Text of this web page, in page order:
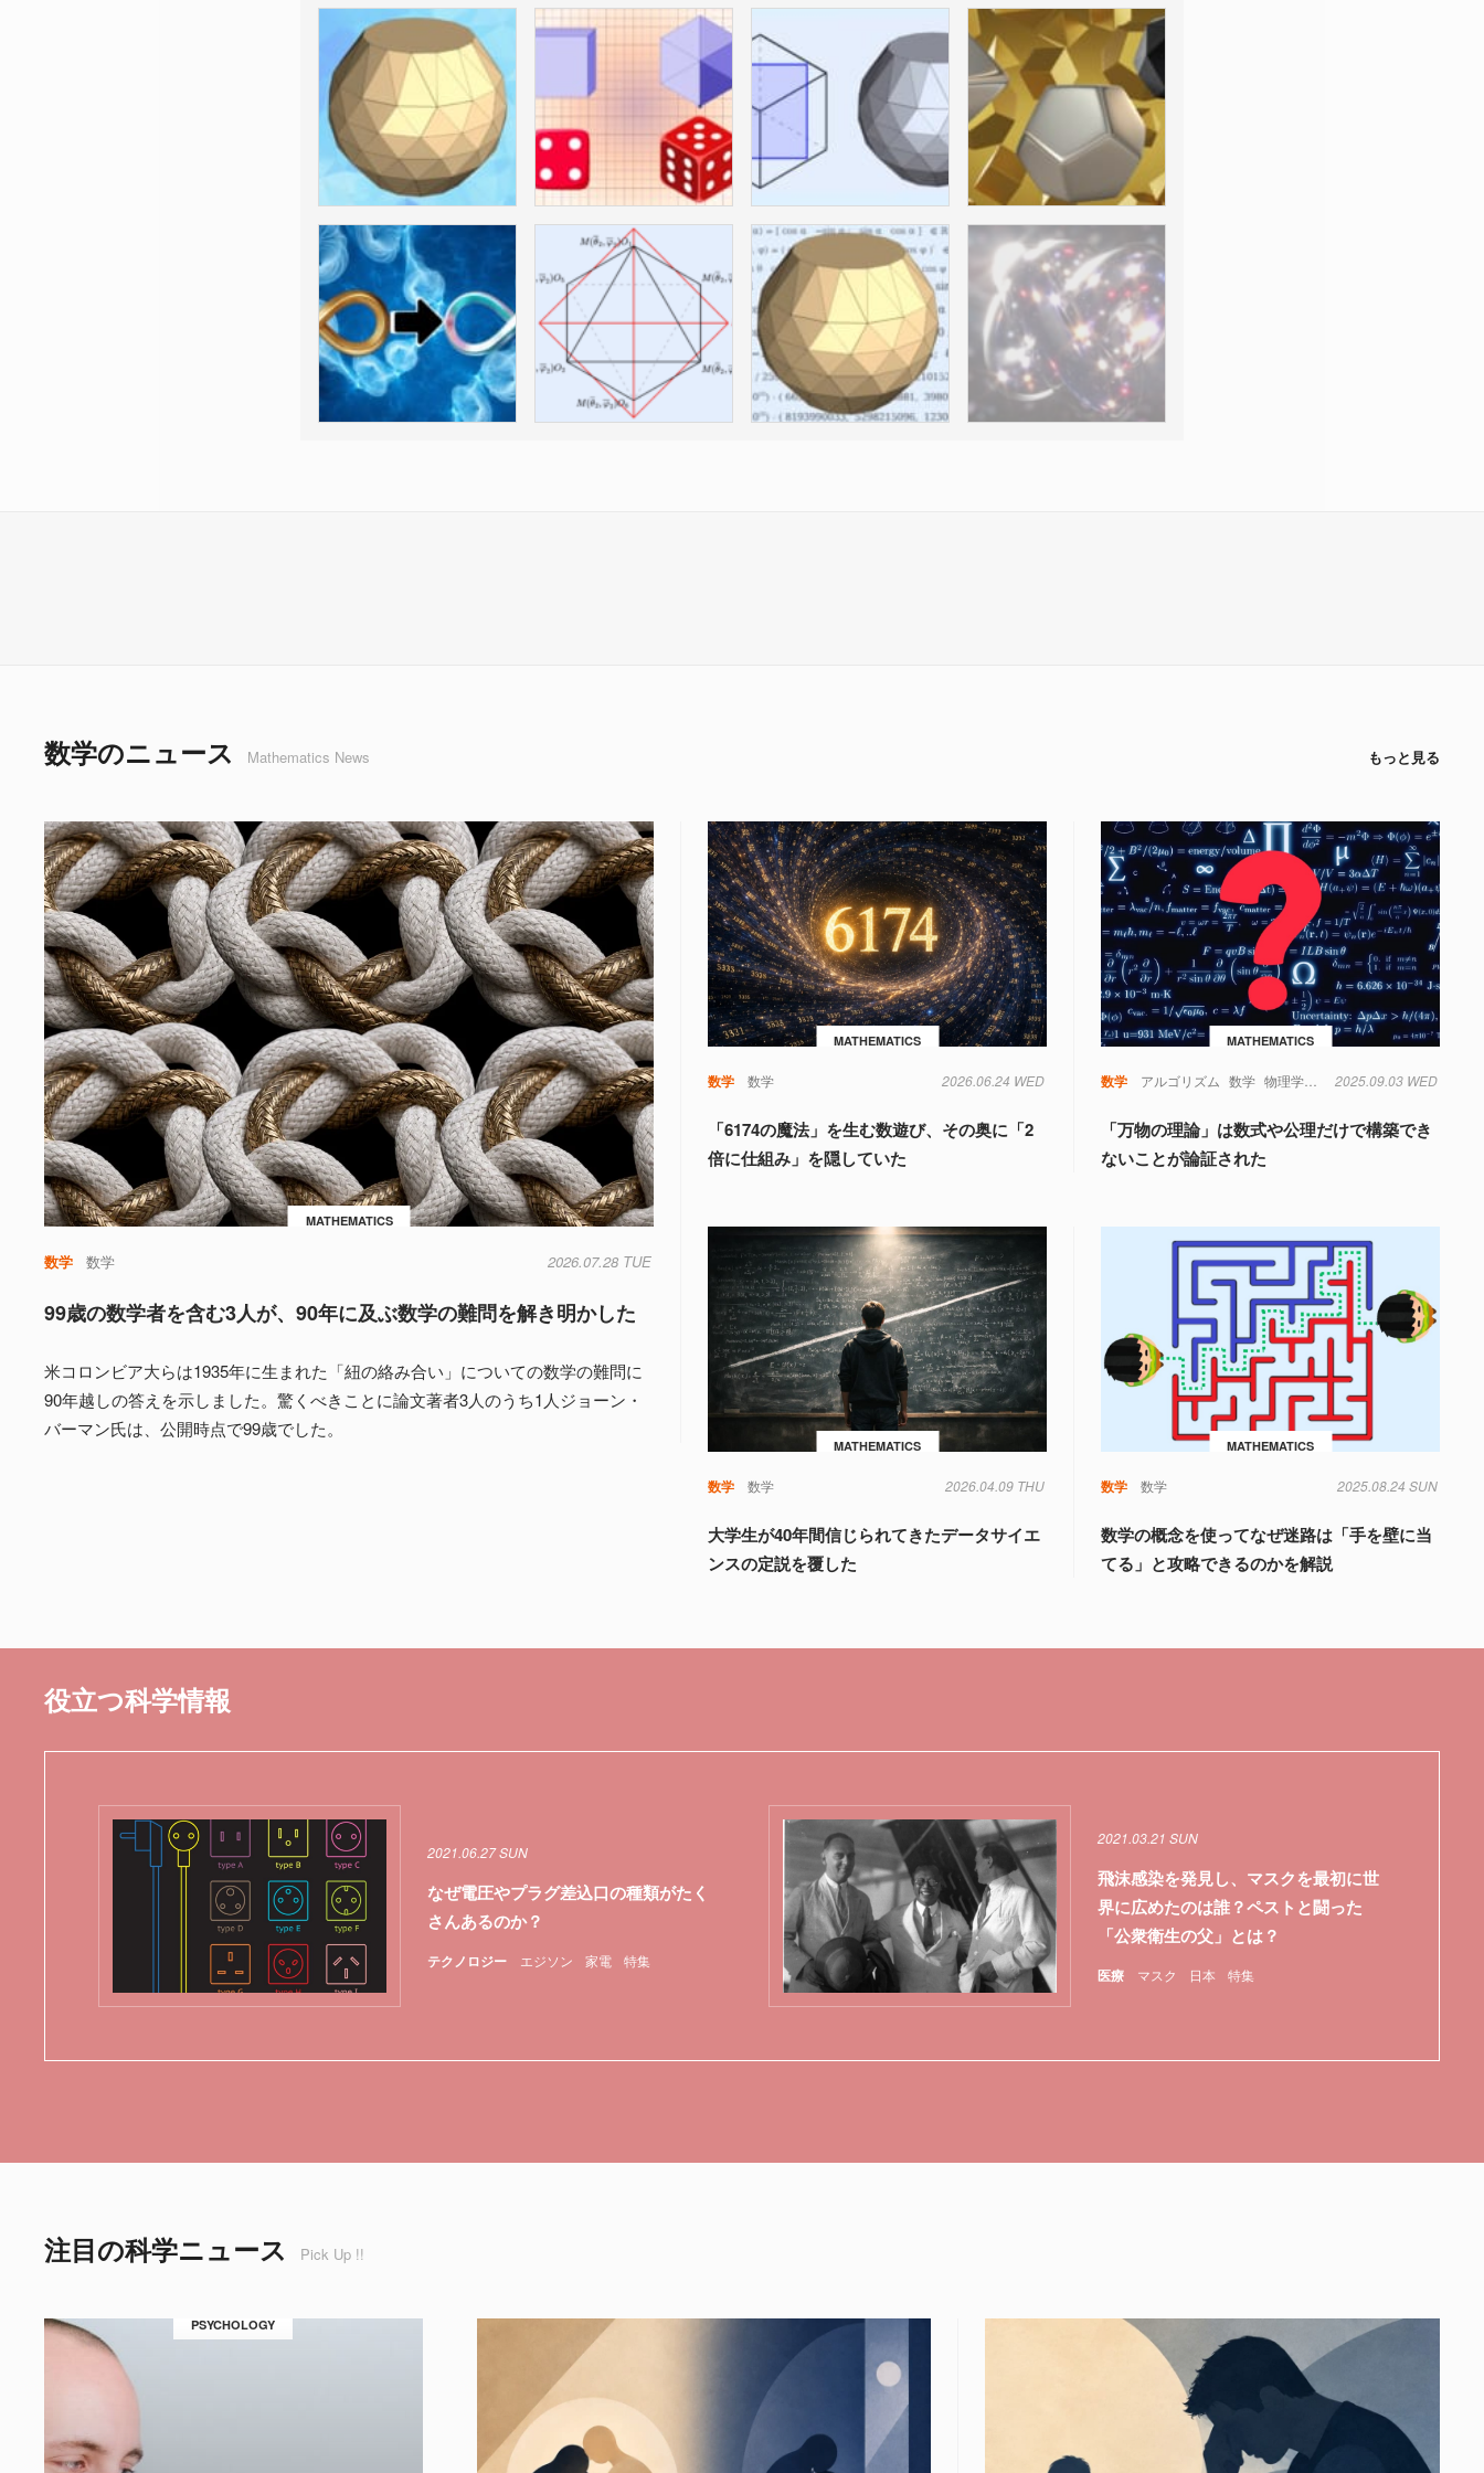
数学のニュース Mathematics News もっと見る
MATHEMATICS
数学 数学 2026.07.28 TUE
99歳の数学者を含む3人が、90年に及ぶ数学の難問を解き明かした
米コロンビア大らは1935年に生まれた「紐の絡み合い」についての数学の難問に
90年越しの答えを示しました。驚くべきことに論文著者3人のうち1人ジョーン・
バーマン氏は、公開時点で99歳でした。
MATHEMATICS
数学 数学 2026.06.24 WED
「6174の魔法」を生む数遊び、その奥に「2
倍に仕組み」を隠していた
MATHEMATICS
数学 アルゴリズム 数学 物理学 量子力学
2025.09.03 WED
「万物の理論」は数式や公理だけで構築でき
ないことが論証された
MATHEMATICS
数学 数学 2026.04.09 THU
大学生が40年間信じられてきたデータサイエ
ンスの定説を覆した
MATHEMATICS
数学 数学 2025.08.24 SUN
数学の概念を使ってなぜ迷路は「手を壁に当
てる」と攻略できるのかを解説
役立つ科学情報
テクノロジー エジソン 家電 特集
2021.06.27 SUN
なぜ電圧やプラグ差込口の種類がたく
さんあるのか？
医療 マスク 日本 特集
2021.03.21 SUN
飛沫感染を発見し、マスクを最初に世
界に広めたのは誰？ペストと闘った
「公衆衛生の父」とは？
注目の科学ニュース Pick Up !!
PSYCHOLOGY